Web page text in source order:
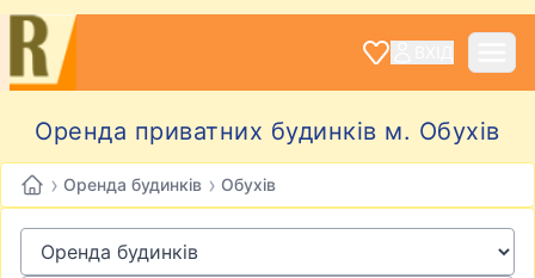
Оренда приватних будинків м. Обухів
› Оренда будинків › Обухів